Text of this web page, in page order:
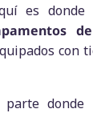
es donde
con
donde